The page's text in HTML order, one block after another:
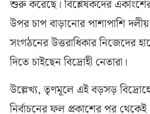
শুরু করেছে। বিশ্লেষকদের
উপর চাপ বাড়ানোর পাশাপাশি
সংগঠনের উত্তরাধিকার নিজেদের
দিতে চাইছেন বিদ্রোহী নেতারা।
উল্লেখ্য, তৃণমূলে এই বড়সড়
নির্বাচনের ফল প্রকাশের পর